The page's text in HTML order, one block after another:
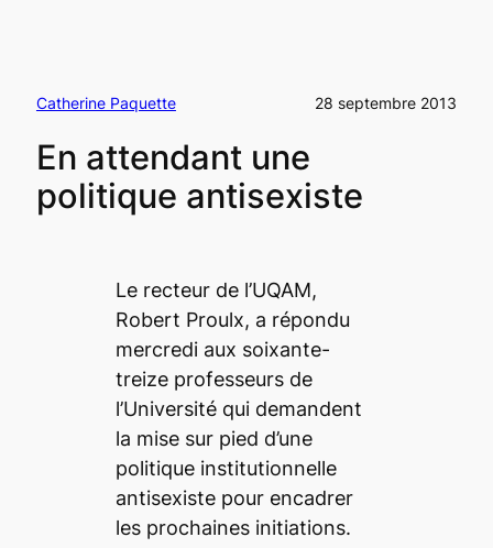
Catherine Paquette 28 septembre 2013
En attendant une
politique antisexiste
Le recteur de l’UQAM,
Robert Proulx, a répondu
mercredi aux soixante-
treize professeurs de
l’Université qui demandent
la mise sur pied d’une
politique institutionnelle
antisexiste pour encadrer
les prochaines initiations.